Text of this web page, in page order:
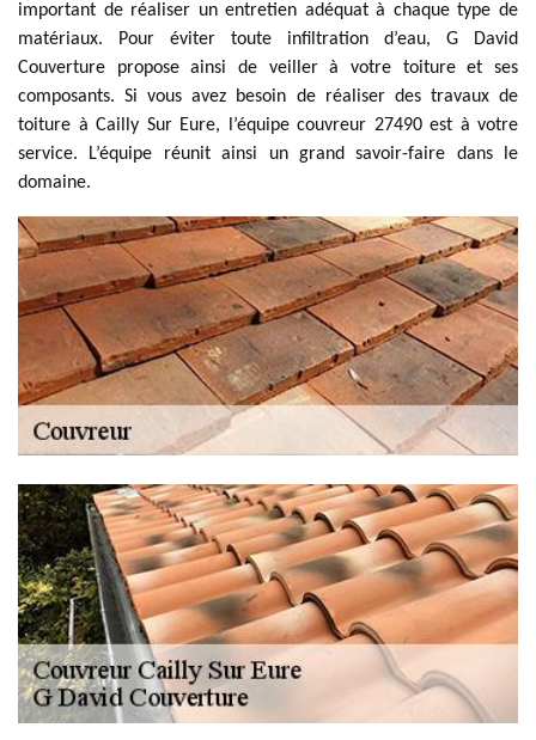
important de réaliser un entretien adéquat à chaque type de
matériaux. Pour éviter toute infiltration d’eau, G David
Couverture propose ainsi de veiller à votre toiture et ses
composants. Si vous avez besoin de réaliser des travaux de
toiture à Cailly Sur Eure, l’équipe couvreur 27490 est à votre
service. L’équipe réunit ainsi un grand savoir-faire dans le
domaine.